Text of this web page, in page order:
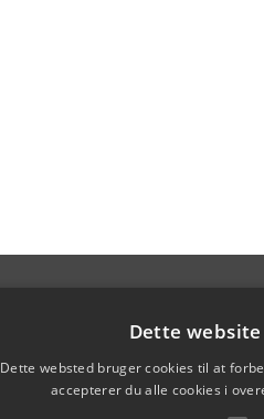
Dette
Dette websted bruger cookies til at
accepterer du alle cookies i